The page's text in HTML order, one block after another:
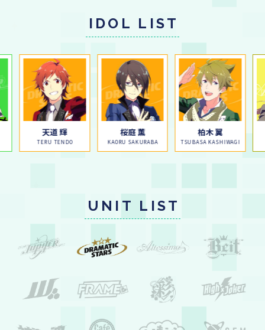
IDOL LIST
天道 輝
TERU TENDO
桜庭 薫
KAORU SAKURABA
柏木 翼
TSUBASA KASHIWAGI
UNIT LIST